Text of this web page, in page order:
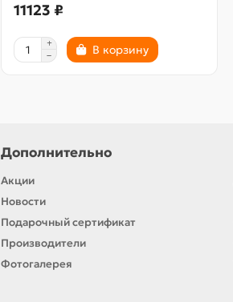
11123 ₽
В корзину
Дополнительно
Акции
Новости
Подарочный сертификат
Производители
Фотогалерея